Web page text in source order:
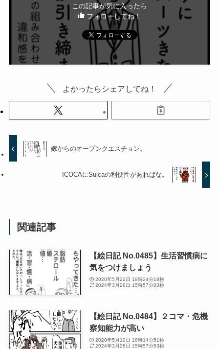
この記事が気に入ったら
フォローしてね！
よかったらシェアしてね！
嫁からのオープンクエスチョン。
ICOCAにSuicaの利便性があればな。
関連記事
【絵日記 No.0485】生活習慣病に
気をつけましょう
2020年5月22日 18時24分18秒
2024年3月28日 15時57分03秒
【絵日記 No.0484】２コマ・危機
察知能力が高い
2020年5月10日 18時14分51秒
2024年3月28日 15時57分53秒